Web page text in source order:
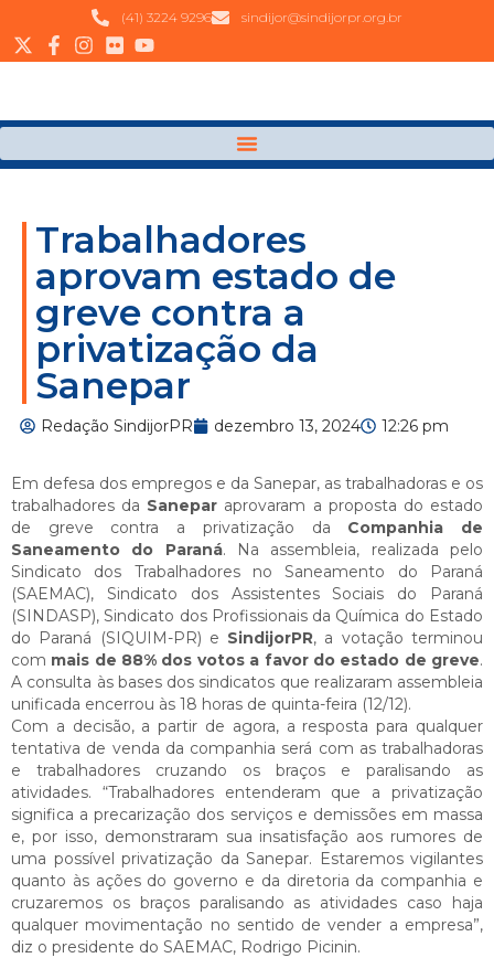
(41) 3224 9296 sindijor@sindijorpr.org.br
Trabalhadores
aprovam estado de
greve contra a
privatização da
Sanepar
Redação SindijorPR dezembro 13, 2024 12:26 pm
Em defesa dos empregos e da Sanepar, as trabalhadoras e os
trabalhadores da Sanepar aprovaram a proposta do estado
de greve contra a privatização da Companhia de
Saneamento do Paraná. Na assembleia, realizada pelo
Sindicato dos Trabalhadores no Saneamento do Paraná
(SAEMAC), Sindicato dos Assistentes Sociais do Paraná
(SINDASP), Sindicato dos Profissionais da Química do Estado
do Paraná (SIQUIM-PR) e SindijorPR, a votação terminou
com mais de 88% dos votos a favor do estado de greve.
A consulta às bases dos sindicatos que realizaram assembleia
unificada encerrou às 18 horas de quinta-feira (12/12).
Com a decisão, a partir de agora, a resposta para qualquer
tentativa de venda da companhia será com as trabalhadoras
e trabalhadores cruzando os braços e paralisando as
atividades. “Trabalhadores entenderam que a privatização
significa a precarização dos serviços e demissões em massa
e, por isso, demonstraram sua insatisfação aos rumores de
uma possível privatização da Sanepar. Estaremos vigilantes
quanto às ações do governo e da diretoria da companhia e
cruzaremos os braços paralisando as atividades caso haja
qualquer movimentação no sentido de vender a empresa”,
diz o presidente do SAEMAC, Rodrigo Picinin.